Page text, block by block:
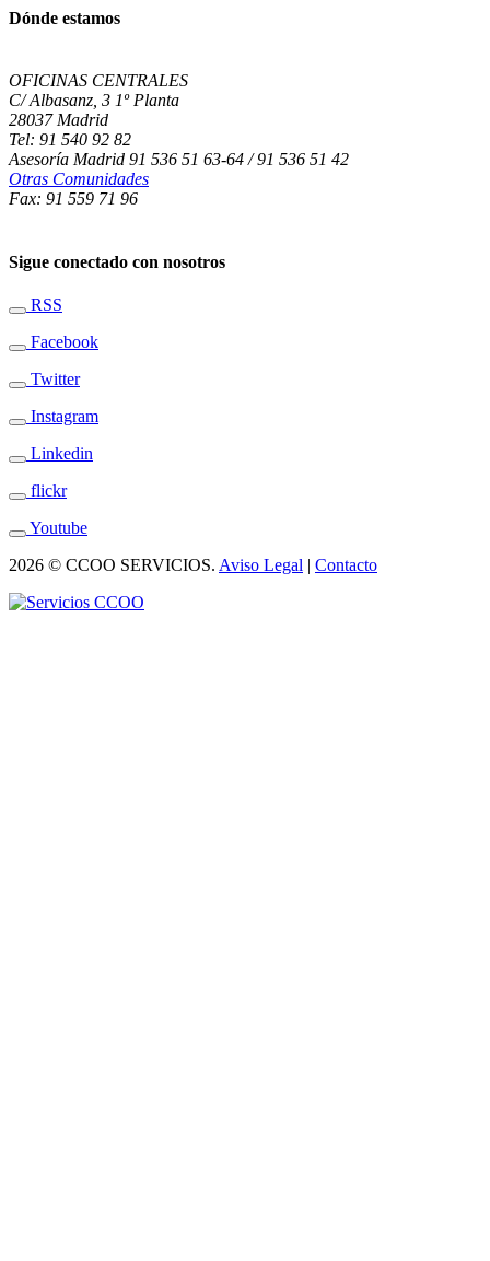
Dónde estamos
OFICINAS CENTRALES
C/ Albasanz, 3 1º Planta
28037 Madrid
Tel: 91 540 92 82
Asesoría Madrid 91 536 51 63-64 / 91 536 51 42
Otras Comunidades
Fax: 91 559 71 96
Sigue conectado con nosotros
RSS
Facebook
Twitter
Instagram
Linkedin
flickr
Youtube
2026 © CCOO SERVICIOS. Aviso Legal | Contacto